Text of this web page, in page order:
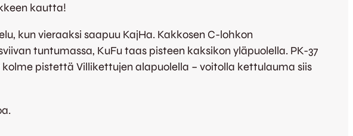
kautta!
kun vieraaksi saapuu KajHa. Kakkosen C-lohkon
tuntumassa, KuFu taas pisteen kaksikon yläpuolella. PK-37
pistettä Villikettujen alapuolella – voitolla kettulauma siis